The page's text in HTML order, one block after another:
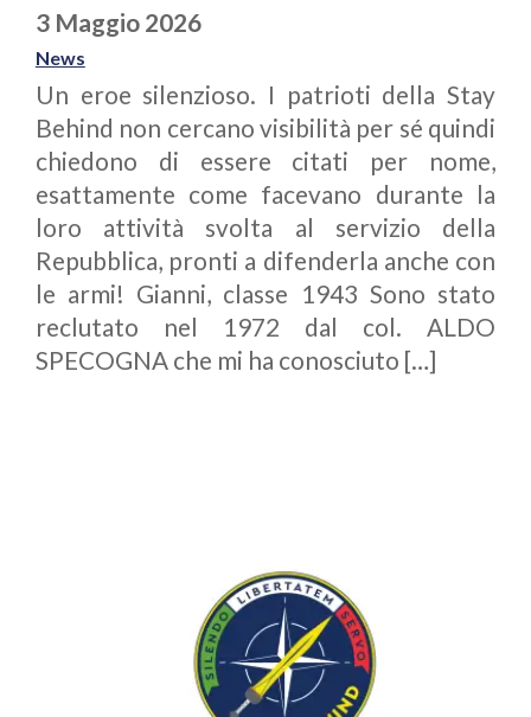
3 Maggio 2026
News
Un eroe silenzioso. I patrioti della Stay
Behind non cercano visibilità per sé quindi
chiedono di essere citati per nome,
esattamente come facevano durante la
loro attività svolta al servizio della
Repubblica, pronti a difenderla anche con
le armi! Gianni, classe 1943 Sono stato
reclutato nel 1972 dal col. ALDO
SPECOGNA che mi ha conosciuto […]